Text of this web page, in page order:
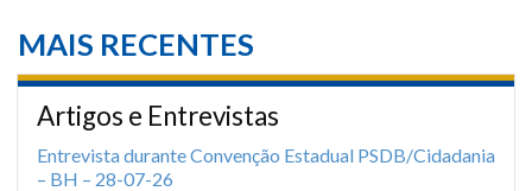
MAIS RECENTES
Artigos e Entrevistas
Entrevista durante Convenção Estadual PSDB/Cidadania
– BH – 28-07-26